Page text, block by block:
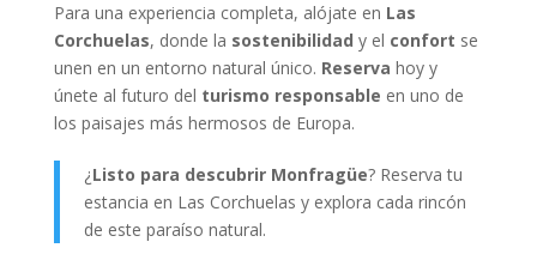
Para una experiencia completa, alójate en Las
Corchuelas, donde la sostenibilidad y el confort se
unen en un entorno natural único. Reserva hoy y
únete al futuro del turismo responsable en uno de
los paisajes más hermosos de Europa.
¿Listo para descubrir Monfragüe? Reserva tu
estancia en Las Corchuelas y explora cada rincón
de este paraíso natural.